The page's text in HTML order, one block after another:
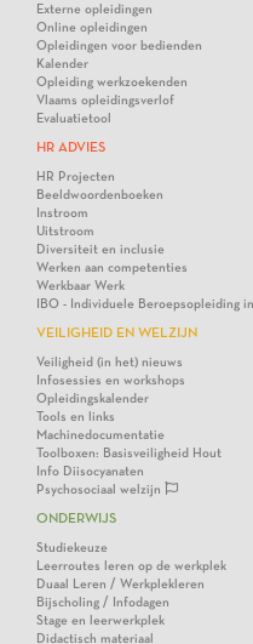
Externe opleidingen
Online opleidingen
Opleidingen voor bedienden
Kalender
Opleiding werkzoekenden
Vlaams opleidingsverlof
Evaluatietool
HR ADVIES
HR Projecten
Beeldwoordenboeken
Instroom
Uitstroom
Diversiteit en inclusie
Werken aan competenties
Werkbaar Werk
IBO - Individuele Beroepsopleiding
VEILIGHEID EN WELZIJN
Veiligheid (in het) nieuws
Infosessies en workshops
Opleidingskalender
Tools en links
Machinedocumentatie
Toolboxen: Basisveiligheid Hout
Info Diisocyanaten
Psychosociaal welzijn
ONDERWIJS
Studiekeuze
Leerroutes leren op de werkplek
Duaal Leren / Werkplekleren
Bijscholing / Infodagen
Stage en leerwerkplek
Didactisch materiaal